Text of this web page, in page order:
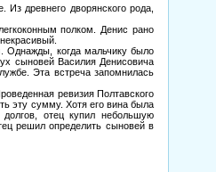
древнего дворянского рода,
полком. Денис рано
Однажды, когда мальчику было
сыновей Василия Денисовича
Эта встреча запомнилась
ревизия Полтавского
эту сумму. Хотя его вина была
отец купил небольшую
решил определить сыновей в